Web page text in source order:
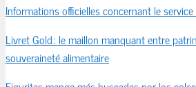
Informations officielles concernant le
Livret Gold : le maillon manquant entre
souveraineté alimentaire